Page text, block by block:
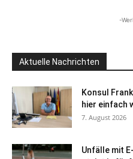
-
Aktuelle Nachrichten
Konsul
hier einfach
7. August 2026
Unfälle mit